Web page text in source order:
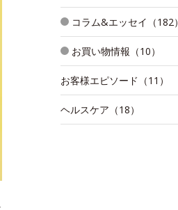
コラム&エッセイ（182）
お買い物情報（10）
お客様エピソード（11）
ヘルスケア（18）